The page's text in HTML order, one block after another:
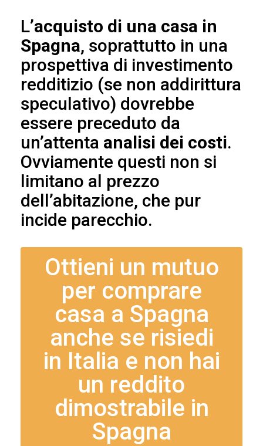
L’acquisto di una casa in
Spagna, soprattutto in una
prospettiva di investimento
redditizio (se non addirittura
speculativo) dovrebbe
essere preceduto da
un’attenta analisi dei costi.
Ovviamente questi non si
limitano al prezzo
dell’abitazione, che pur
incide parecchio.
Ottieni un mutuo
per comprare
casa a Spagna
anche se risiedi
in Italia e non hai
un reddito
dimostrabile in
Spagna